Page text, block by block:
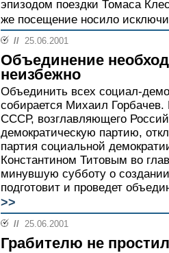
эпизодом поездки Томаса
же посещение носило
// 25.06.2001
Объединение
неизбежно
Объединить всех социал-
собирается Михаил
СССР, возглавляющего
демократическую партию,
партия социальной
Константином Титовым во
минувшую субботу о
подготовит и проведет
>>
// 25.06.2001
Грабителю не